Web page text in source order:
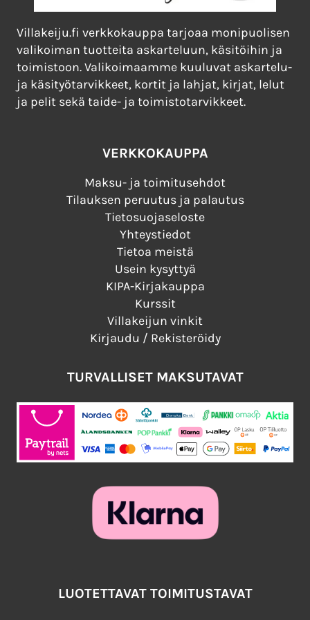
Villakeiju.fi verkkokauppa tarjoaa monipuolisen
valikoiman tuotteita askarteluun, käsitöihin ja
toimistoon. Valikoimaamme kuuluvat askartelu-
ja käsityötarvikkeet, kortit ja lahjat, kirjat, lelut
ja pelit sekä taide- ja toimistotarvikkeet.
VERKKOKAUPPA
Maksu- ja toimitusehdot
Tilauksen peruutus ja palautus
Tietosuojaseloste
Yhteystiedot
Tietoa meistä
Usein kysyttyä
KIPA-Kirjakauppa
Kurssit
Villakeijun vinkit
Kirjaudu / Rekisteröidy
TURVALLISET MAKSUTAVAT
LUOTETTAVAT TOIMITUSTAVAT